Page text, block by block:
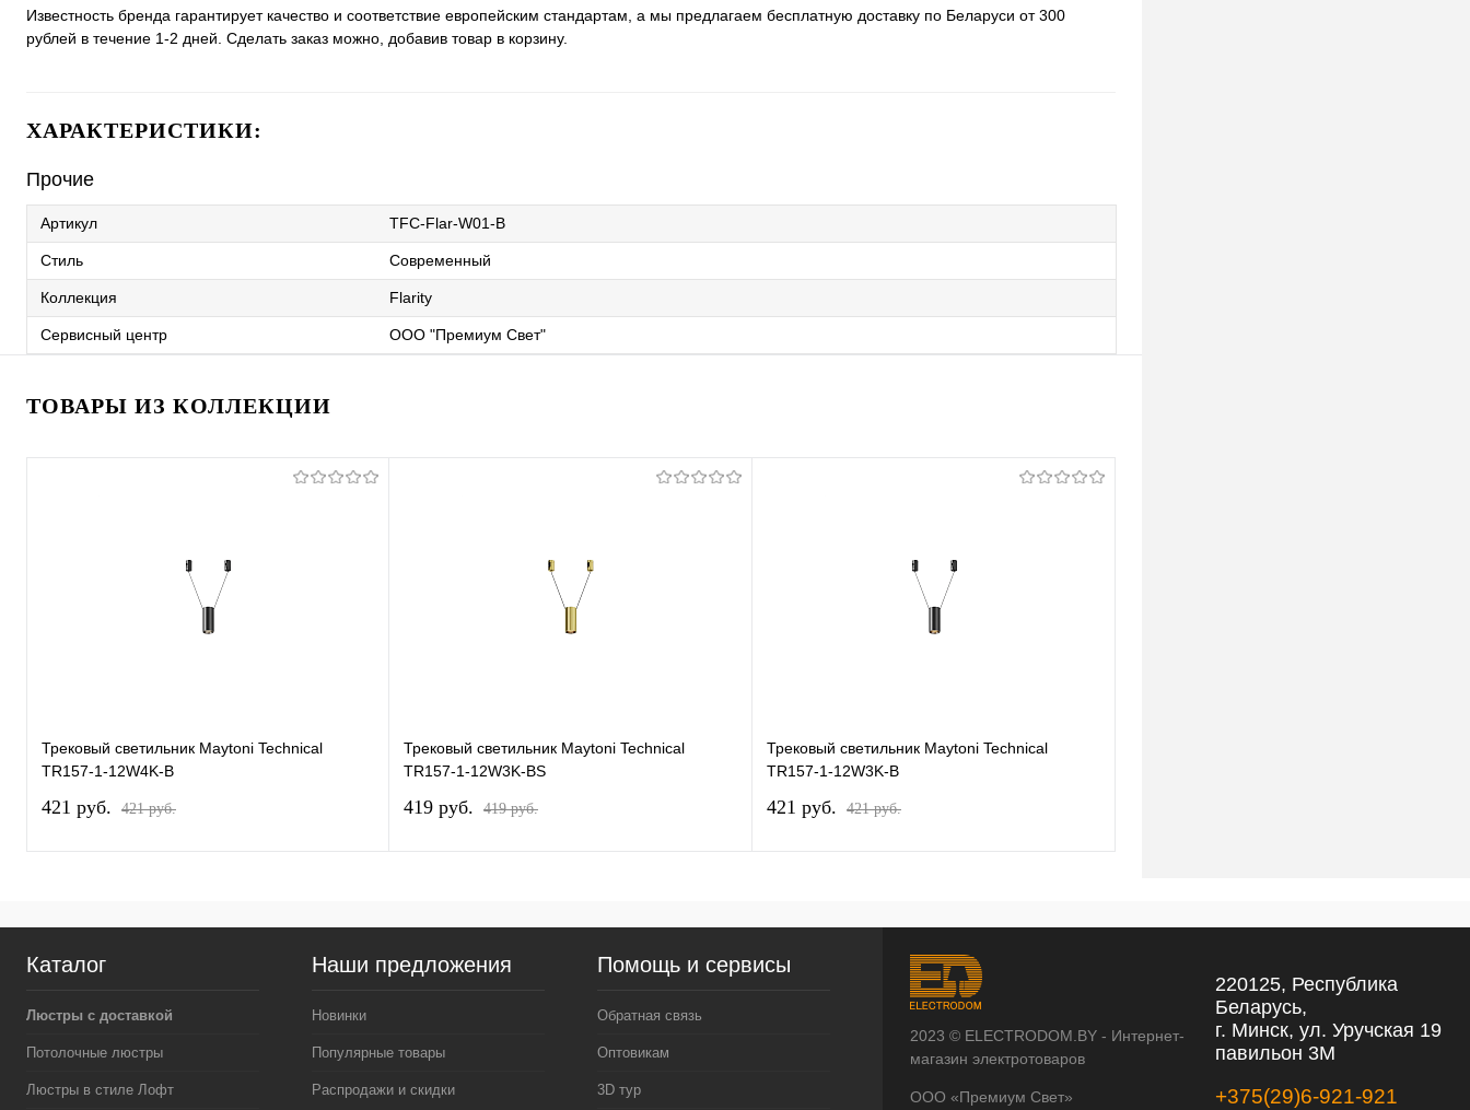
Известность бренда гарантирует качество и соответствие европейским стандартам, а мы предлагаем бесплатную доставку по Беларуси от 300
рублей в течение 1-2 дней. Сделать заказ можно, добавив товар в корзину.
ХАРАКТЕРИСТИКИ:
Прочие
Артикул TFC-Flar-W01-B
Стиль Современный
Коллекция Flarity
Сервисный центр ООО "Премиум Свет"
ТОВАРЫ ИЗ КОЛЛЕКЦИИ
Трековый светильник Maytoni Technical
TR157-1-12W4K-B
421 pуб. 421 pуб.
Трековый светильник Maytoni Technical
TR157-1-12W3K-BS
419 pуб. 419 pуб.
Трековый светильник Maytoni Technical
TR157-1-12W3K-B
421 pуб. 421 pуб.
Каталог
Люстры с доставкой
Потолочные люстры
Люстры в стиле Лофт
Наши предложения
Новинки
Популярные товары
Распродажи и скидки
Помощь и сервисы
Обратная связь
Оптовикам
3D тур
2023 © ELECTRODOM.BY - Интернет-
магазин электротоваров
ООО «Премиум Свет»
220125, Республика
Беларусь,
г. Минск, ул. Уручская 19
павильон 3М
+375(29)6-921-921